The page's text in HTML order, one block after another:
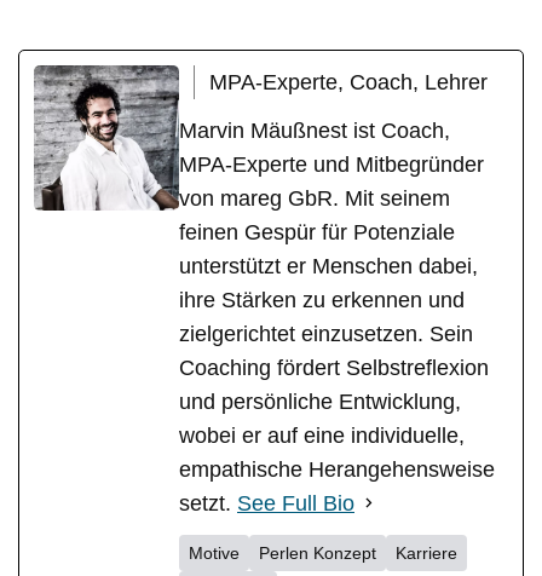
MPA-Experte, Coach, Lehrer
Marvin Mäußnest ist Coach,
MPA-Experte und Mitbegründer
von mareg GbR. Mit seinem
feinen Gespür für Potenziale
unterstützt er Menschen dabei,
ihre Stärken zu erkennen und
zielgerichtet einzusetzen. Sein
Coaching fördert Selbstreflexion
und persönliche Entwicklung,
wobei er auf eine individuelle,
empathische Herangehensweise
setzt. See Full Bio
Motive Perlen Konzept Karriere